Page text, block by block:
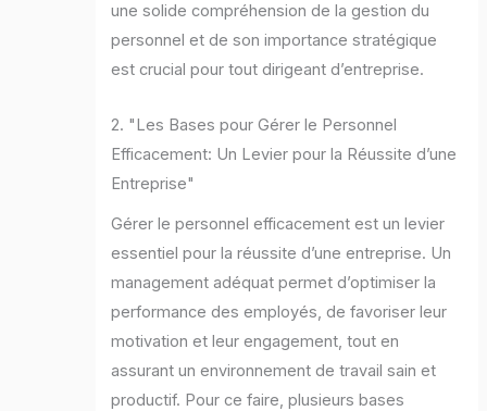
une solide compréhension de la gestion du
personnel et de son importance stratégique
est crucial pour tout dirigeant d’entreprise.
2. "Les Bases pour Gérer le Personnel
Efficacement: Un Levier pour la Réussite d’une
Entreprise"
Gérer le personnel efficacement est un levier
essentiel pour la réussite d’une entreprise. Un
management adéquat permet d’optimiser la
performance des employés, de favoriser leur
motivation et leur engagement, tout en
assurant un environnement de travail sain et
productif. Pour ce faire, plusieurs bases